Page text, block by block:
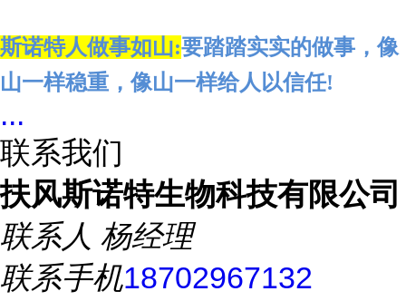
斯诺特人做事如山:要踏踏实实的做事，像
山一样稳重，像山一样给人以信任!
...
联系我们
扶风斯诺特生物科技有限公司
联系人 杨经理
联系手机18702967132